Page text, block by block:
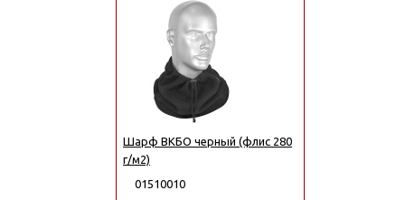
Шарф ВКБО черный (флис 280
г/м2)
01510010